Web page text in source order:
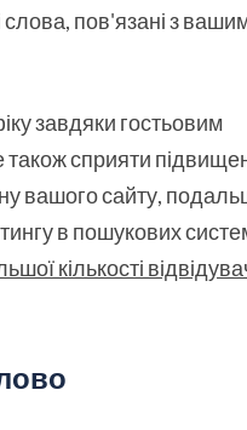
пов'язані з
завдяки гостьовим
також сприяти
вашого сайту,
в пошукових
кількості